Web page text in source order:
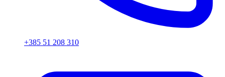
+385 51 208 310